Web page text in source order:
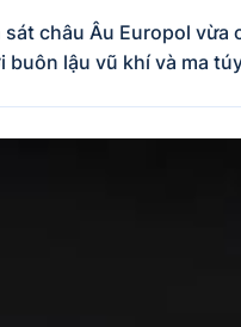
sát châu Âu Europol
buôn lậu vũ khí và ma